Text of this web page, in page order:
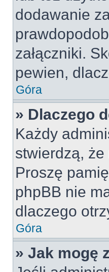
dodawanie
załączniki.
pewien,
Góra
» Dlaczego
Każdy
stwierdzą,
Proszę
phpBB nie
dlaczego
Góra
» Jak mogę